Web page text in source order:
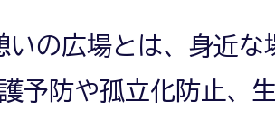
いの広場とは、身近な
予防や孤立化防止、